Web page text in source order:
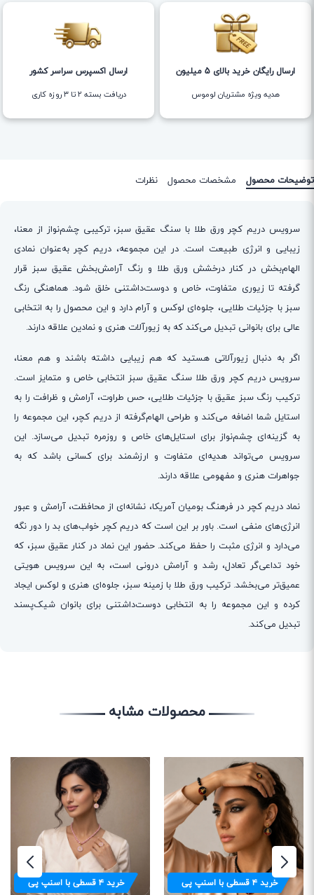
ارسال رایگان خرید بالای 5 میلیون
هدیه ویژه مشتریان لوموس
ارسال اکسپرس سراسر کشور
دریافت بسته ۲ تا ۳ روزه کاری
توضیحات محصول مشخصات محصول نظرات
سرویس دریم کچر ورق طلا با سنگ عقیق سبز، ترکیبی چشم‌نواز از معنا،
زیبایی و انرژی طبیعت است. در این مجموعه، دریم کچر به‌عنوان نمادی
الهام‌بخش در کنار درخشش ورق طلا و رنگ آرامش‌بخش عقیق سبز قرار
گرفته تا زیوری متفاوت، خاص و دوست‌داشتنی خلق شود. هماهنگی رنگ
سبز با جزئیات طلایی، جلوه‌ای لوکس و آرام دارد و این محصول را به انتخابی
عالی برای بانوانی تبدیل می‌کند که به زیورآلات هنری و نمادین علاقه دارند.
اگر به دنبال زیورآلاتی هستید که هم زیبایی داشته باشند و هم معنا،
سرویس دریم کچر ورق طلا سنگ عقیق سبز انتخابی خاص و متمایز است.
ترکیب رنگ سبز عقیق با جزئیات طلایی، حس طراوت، آرامش و ظرافت را به
استایل شما اضافه می‌کند و طراحی الهام‌گرفته از دریم کچر، این مجموعه را
به گزینه‌ای چشم‌نواز برای استایل‌های خاص و روزمره تبدیل می‌سازد. این
سرویس می‌تواند هدیه‌ای متفاوت و ارزشمند برای کسانی باشد که به
جواهرات هنری و مفهومی علاقه دارند.
نماد دریم کچر در فرهنگ بومیان آمریکا، نشانه‌ای از محافظت، آرامش و عبور
انرژی‌های منفی است. باور بر این است که دریم کچر خواب‌های بد را دور نگه
می‌دارد و انرژی مثبت را حفظ می‌کند. حضور این نماد در کنار عقیق سبز، که
خود تداعی‌گر تعادل، رشد و آرامش درونی است، به این سرویس هویتی
عمیق‌تر می‌بخشد. ترکیب ورق طلا با زمینه سبز، جلوه‌ای هنری و لوکس ایجاد
کرده و این مجموعه را به انتخابی دوست‌داشتنی برای بانوان شیک‌پسند
تبدیل می‌کند.
محصولات مشابه
خرید۴قسطی با اسنپ پی خرید۴قسطی با اسنپ پی